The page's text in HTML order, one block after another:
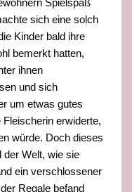
Spielspaß
sich eine solch
Kinder bald ihre
bemerkt hatten,
ihnen
und sich
um etwas gutes
erwiderte,
würde. Doch dieses
der Welt, wie sie
ein verschlossener
Regale befand